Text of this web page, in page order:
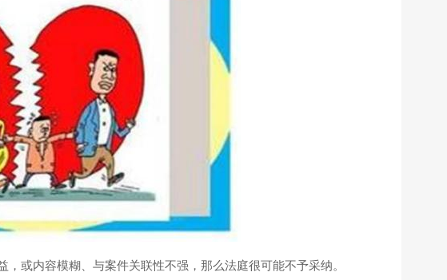
或内容模糊、与案件关联性不强，那么法庭很可能不予采纳。